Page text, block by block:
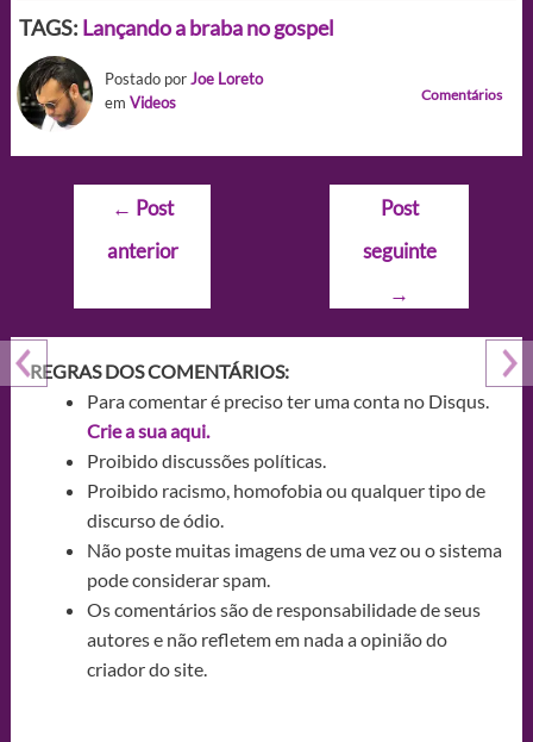
TAGS: Lançando a braba no gospel
Postado porJoe Loreto
em Videos Comentários
Navegação
Post
← Post
anterior
Post
seguinte
→
REGRAS DOS COMENTÁRIOS:
Para comentar é preciso ter uma conta no Disqus.
Crie a sua aqui.
Proibido discussões políticas.
Proibido racismo, homofobia ou qualquer tipo de
discurso de ódio.
Não poste muitas imagens de uma vez ou o sistema
pode considerar spam.
Os comentários são de responsabilidade de seus
autores e não refletem em nada a opinião do
criador do site.